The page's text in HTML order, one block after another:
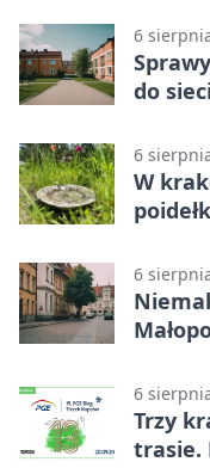
6
do
6
W
6
6
Trzy
trasie.